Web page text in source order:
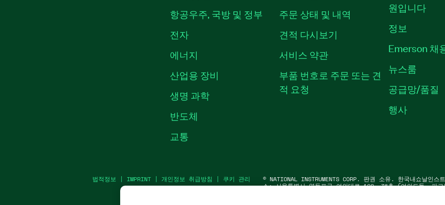
항공우주, 국방 및 정부
전자
에너지
산업용 장비
생명 과학
반도체
교통
주문 상태 및 내역
견적 다시보기
서비스 약관
부품 번호로 주문 또는 견
적 요청
원입니다
정보
Emerson 채
뉴스룸
공급망/품질
행사
법적정보 | IMPRINT | 개인정보 취급방침 | 쿠키 관리 © NATIONAL INSTRUMENTS CORP. 판권 소유. 한국내쇼날인
소: 서울특별시 영등포구 여의대로 108, 36층 (여의도동, 파